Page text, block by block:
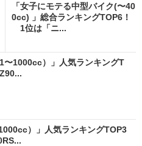
「女子にモテる中型バイク(〜40
0cc) 」総合ランキングTOP6！
1位は「ニ...
〜1000cc）」人気ランキングT
）」人気ランキングTOP3